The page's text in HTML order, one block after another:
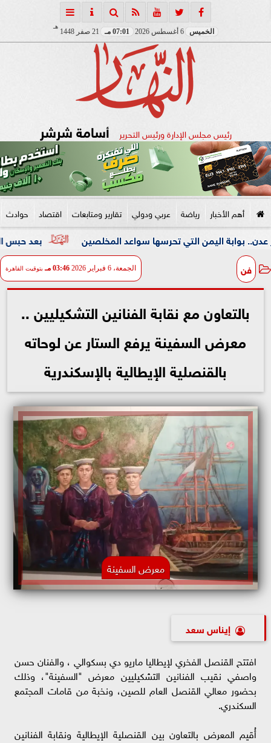
الخميس 07:01 مـ 21 صفر 1448
هـ
رئيس مجلس الإدارة ورئيس التحرير أسامة شرشر
أهم الأخبار رياضة عربي ودولي تقارير ومتابعات اقتصاد حوادث
بعد حبس المتهم 4 أيام.. دفن جثمان الأب المقتول على يد ابنه بالإسكندرية التي تحرسها سواعد المخلصين
فن الجمعة، 6 فبراير 2026 03:46 مـ بتوقيت القاهرة
بالتعاون مع نقابة الفنانين التشكيليين ..
معرض السفينة يرفع الستار عن لوحاته
بالقنصلية الإيطالية بالإسكندرية
معرض السفينة
إيناس سعد
افتتح القنصل الفخري لإيطاليا ماريو دي بسكوالي ، والفنان حسن
واصفي نقيب الفنانين التشكيليين معرض "السفينة"، وذلك
بحضور معالي القنصل العام للصين، ونخبة من قامات المجتمع
السكندري.
أُقيم المعرض بالتعاون بين القنصلية الإيطالية ونقابة الفنانين